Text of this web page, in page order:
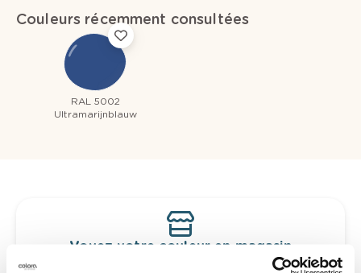
Couleurs récemment consultées
RAL 5002
Ultramarijnblauw
Voyez votre couleur en magasin
Découvrez des échantillons de votre